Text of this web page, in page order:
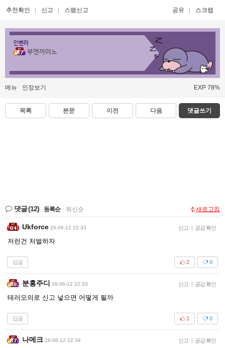
추천확인 신고 스팸신고 공유 스크랩
인벤러
부엔까미노
메뉴 인장보기 EXP 78%
목록 본문 이전 다음 댓글쓰기
댓글(12) 등록순 최신순 새로고침
Ukforce 26-06-12 22:33 신고 | 공감 확인
저런건 처벌하자
답글 0
2
분홍주디 26-06-12 22:33 신고 | 공감 확인
테러모의로 신고 넣으면 어떻게 될까
답글 0
1
나메크 26-06-12 22:34 신고 | 공감 확인